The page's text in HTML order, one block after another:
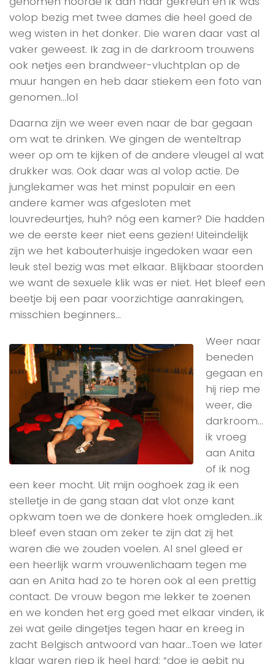
volop bezig met twee dames die heel goed de
weg wisten in het donker. Die waren daar vast al
vaker geweest. Ik zag in de darkroom trouwens
ook netjes een brandweer-vluchtplan op de
muur hangen en heb daar stiekem een foto van
genomen…lol
Daarna zijn we weer even naar de bar gegaan
om wat te drinken. We gingen de wenteltrap
weer op om te kijken of de andere vleugel al wat
drukker was. Ook daar was al volop actie. De
junglekamer was het minst populair en een
andere kamer was afgesloten met
louvredeurtjes, huh? nóg een kamer? Die hadden
we de eerste keer niet eens gezien! Uiteindelijk
zijn we het kabouterhuisje ingedoken waar een
leuk stel bezig was met elkaar. Blijkbaar stoorden
we want de sexuele klik was er niet. Het bleef een
beetje bij een paar voorzichtige aanrakingen,
misschien beginners…
Weer naar
beneden
gegaan en
hij riep me
weer, die
darkroom…
ik vroeg
aan Anita
of ik nog
een keer mocht. Uit mijn ooghoek zag ik een
stelletje in de gang staan dat vlot onze kant
opkwam toen we de donkere hoek omgleden…ik
bleef even staan om zeker te zijn dat zij het
waren die we zouden voelen. Al snel gleed er
een heerlijk warm vrouwenlichaam tegen me
aan en Anita had zo te horen ook al een prettig
contact. De vrouw begon me lekker te zoenen
en we konden het erg goed met elkaar vinden, ik
zei wat geile dingetjes tegen haar en kreeg in
zacht Belgisch antwoord van haar…Toen we later
klaar waren riep ik heel hard: “doe je gebit nu